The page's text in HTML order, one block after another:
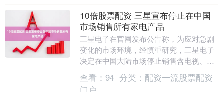
10倍股票配资 三星宣布停止在中国
市场销售所有家电产品
三星电子在官网发布公告称，为应对急剧
变化的市场环境，经慎重研究，三星电子
决定在中国大陆市场停止销售含电视、显
示器在内的所有家电产品。针对已购买三
星家电产品的用户....
查看： 94 分类： 配资一流股票配资
门户